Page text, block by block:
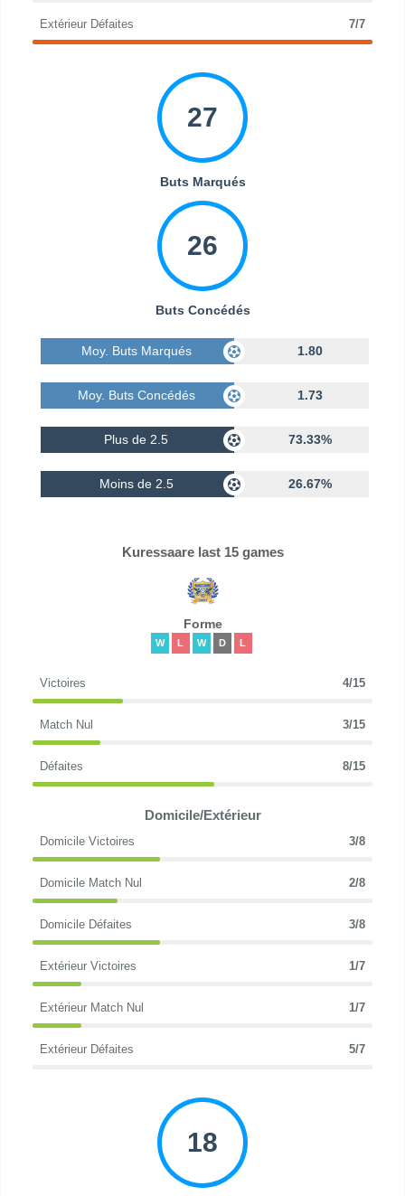
Extérieur Défaites 7/7
27
Buts Marqués
26
Buts Concédés
Moy. Buts Marqués 1.80
Moy. Buts Concédés 1.73
Plus de 2.5 73.33%
Moins de 2.5 26.67%
Kuressaare last 15 games
Forme
W L W D L
Victoires 4/15
Match Nul 3/15
Défaites 8/15
Domicile/Extérieur
Domicile Victoires 3/8
Domicile Match Nul 2/8
Domicile Défaites 3/8
Extérieur Victoires 1/7
Extérieur Match Nul 1/7
Extérieur Défaites 5/7
18